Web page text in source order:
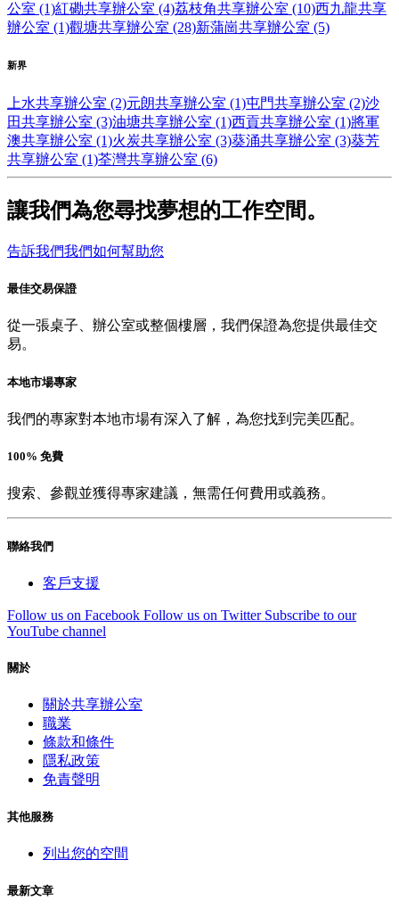
公室 (1)紅磡共享辦公室 (4)荔枝角共享辦公室 (10)西九龍共享
辦公室 (1)觀塘共享辦公室 (28)新蒲崗共享辦公室 (5)
新界
上水共享辦公室 (2)元朗共享辦公室 (1)屯門共享辦公室 (2)沙
田共享辦公室 (3)油塘共享辦公室 (1)西貢共享辦公室 (1)將軍
澳共享辦公室 (1)火炭共享辦公室 (3)葵涌共享辦公室 (3)葵芳
共享辦公室 (1)荃灣共享辦公室 (6)
讓我們為您尋找夢想的工作空間。
告訴我們我們如何幫助您
最佳交易保證
從一張桌子、辦公室或整個樓層，我們保證為您提供最佳交
易。
本地市場專家
我們的專家對本地市場有深入了解，為您找到完美匹配。
100% 免費
搜索、參觀並獲得專家建議，無需任何費用或義務。
聯絡我們
客戶支援
Follow us on Facebook Follow us on Twitter Subscribe to our
YouTube channel
關於
關於共享辦公室
職業
條款和條件
隱私政策
免責聲明
其他服務
列出您的空間
最新文章